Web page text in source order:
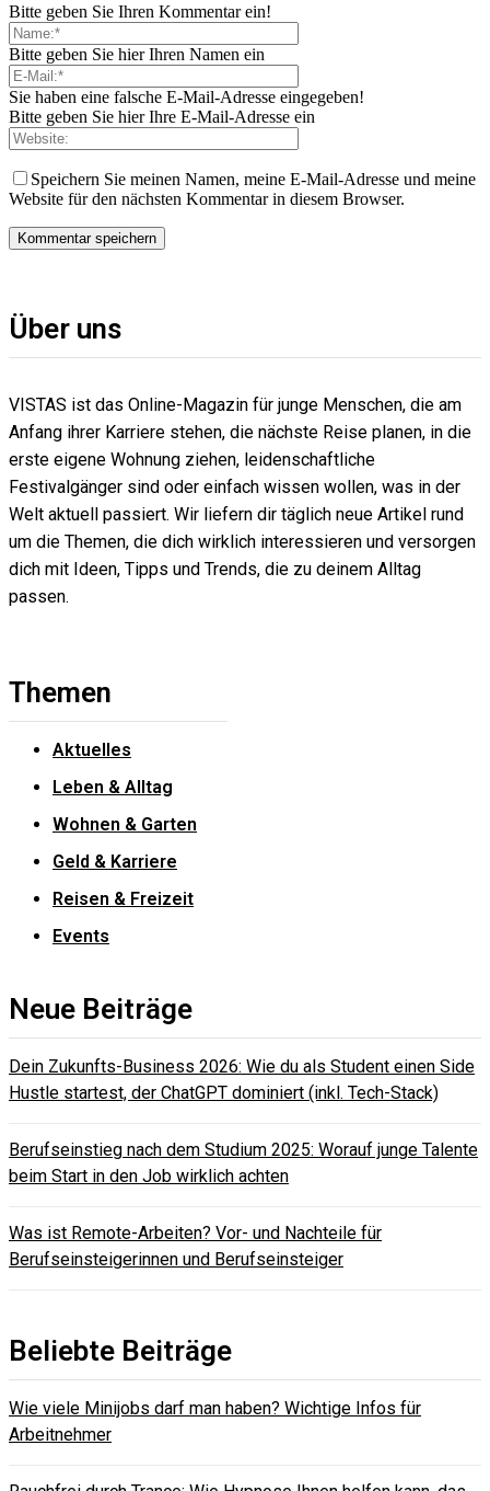
Bitte geben Sie Ihren Kommentar ein!
Bitte geben Sie hier Ihren Namen ein
Sie haben eine falsche E-Mail-Adresse eingegeben!
Bitte geben Sie hier Ihre E-Mail-Adresse ein
Speichern Sie meinen Namen, meine E-Mail-Adresse und meine
Website für den nächsten Kommentar in diesem Browser.
Über uns
VISTAS ist das Online-Magazin für junge Menschen, die am
Anfang ihrer Karriere stehen, die nächste Reise planen, in die
erste eigene Wohnung ziehen, leidenschaftliche
Festivalgänger sind oder einfach wissen wollen, was in der
Welt aktuell passiert. Wir liefern dir täglich neue Artikel rund
um die Themen, die dich wirklich interessieren und versorgen
dich mit Ideen, Tipps und Trends, die zu deinem Alltag
passen.
Themen
Aktuelles
Leben & Alltag
Wohnen & Garten
Geld & Karriere
Reisen & Freizeit
Events
Neue Beiträge
Dein Zukunfts-Business 2026: Wie du als Student einen Side
Hustle startest, der ChatGPT dominiert (inkl. Tech-Stack)
Berufseinstieg nach dem Studium 2025: Worauf junge Talente
beim Start in den Job wirklich achten
Was ist Remote-Arbeiten? Vor- und Nachteile für
Berufseinsteigerinnen und Berufseinsteiger
Beliebte Beiträge
Wie viele Minijobs darf man haben? Wichtige Infos für
Arbeitnehmer